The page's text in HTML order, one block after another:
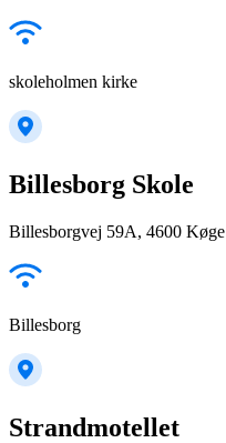
skoleholmen kirke
Billesborg Skole
Billesborgvej 59A, 4600 Køge
Billesborg
Strandmotellet